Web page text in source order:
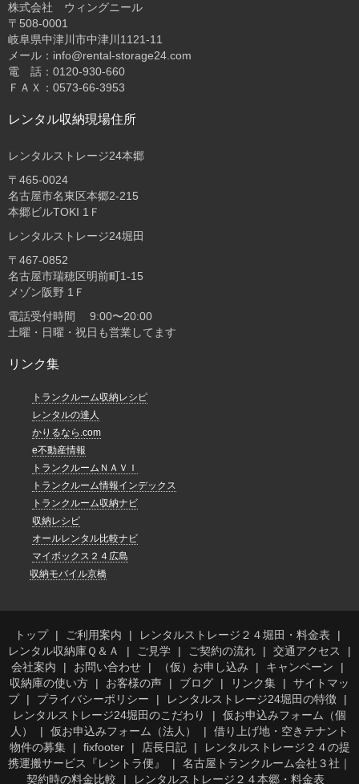
株式会社 ウィングニール
〒508-0001
岐阜県中津川市中津川1121-11
メール：info@rental-storage24.com
電 話：0120-930-660
ＦＡＸ：0573-66-3953
レンタル収納現場住所
レンタルストレージ24本郷
〒465-0024
名古屋市名東区本郷2-215
本郷ビルTOKI 1Ｆ
レンタルストレージ24堀田
〒467-0852
名古屋市瑞穂区明前町1-15
メゾン阪野 1Ｆ
電話受付時間 9:00〜20:00
土曜・日曜・祝日も営業してます
リンク集
トランクルーム収納レシピ
レンタルの達人
かりるなら.com
e不動産情報
トランクルームＮＡＶＩ
トランクルーム情報インデックス
トランクルーム収納ナビ
収納レシピ
オールレンタル比較ナビ
マイボックス２４広島
収納モバイル京橋
トップ ご利用案内
レンタルストレージ２４堀田・料金表
レンタル収納庫Ｑ＆Ａ
ご見学 ご契約の流れ
交通アクセス
会社案内
お問い合わせ （仮）お申し込み
キャンペーン
収納庫の使い方
お客様の声 ブログ リンク集
サイトマッ
プ
プライバシーポリシー
レンタルストレージ24堀田の特徴
レンタルストレージ24堀田のこだわり
仮お申込みフォーム（個
人）
仮お申込みフォーム（法人）
借り上げ地・空きテナント
物件の募集
fixfooter 店長日記
レンタルストレージ２４の提
携運搬サービス『レントラ便』
名古屋トランクルーム会社３社｜
契約時の料金比較
レンタルストレージ２４本郷・料金表